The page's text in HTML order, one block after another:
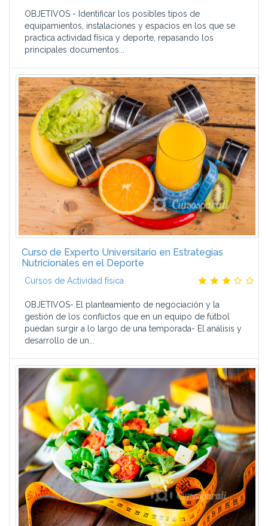
OBJETIVOS - Identificar los posibles tipos de
equipamientos, instalaciones y espacios en los que se
practica actividad física y deporte, repasando los
principales documentos...
Curso de Experto Universitario en Estrategias
Nutricionales en el Deporte
Cursos de Actividad física
OBJETIVOS- El planteamiento de negociación y la
gestión de los conflictos que en un equipo de fútbol
puedan surgir a lo largo de una temporada- El análisis y
desarrollo de un...